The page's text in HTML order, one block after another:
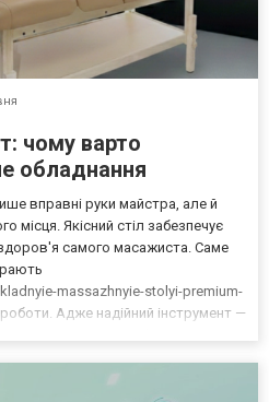
чому варто
обладнання
вправні руки майстра, але й
місця. Якісний стіл забезпечує
самого масажиста. Саме
massazhnyie-stolyi-premium-
Адже надійний інструмент —